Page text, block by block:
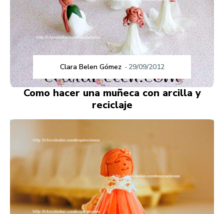
Clara Belen Gómez - 29/09/2012
Como hacer una muñeca con arcilla y
reciclaje